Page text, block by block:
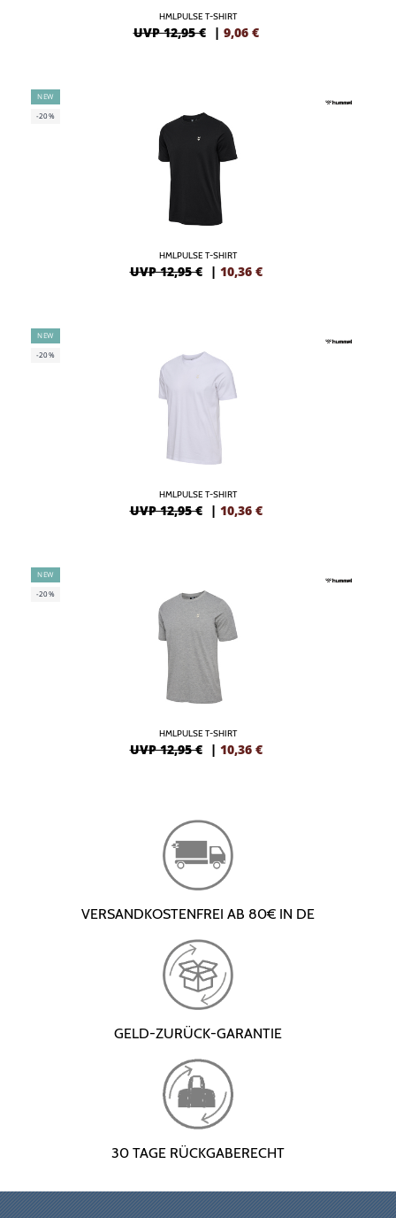
HMLPULSE T-SHIRT
UVP 12,95 € | 9,06 €
NEW
-20%
HMLPULSE T-SHIRT
UVP 12,95 € | 10,36 €
NEW
-20%
HMLPULSE T-SHIRT
UVP 12,95 € | 10,36 €
NEW
-20%
HMLPULSE T-SHIRT
UVP 12,95 € | 10,36 €
VERSANDKOSTENFREI AB 80€ IN DE
GELD-ZURÜCK-GARANTIE
30 TAGE RÜCKGABERECHT